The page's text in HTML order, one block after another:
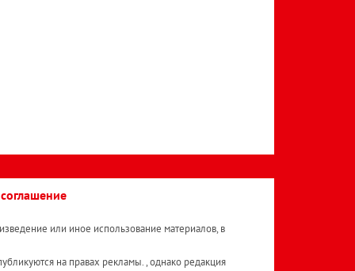
или иное использование материалов, в
на правах рекламы. , однако редакция